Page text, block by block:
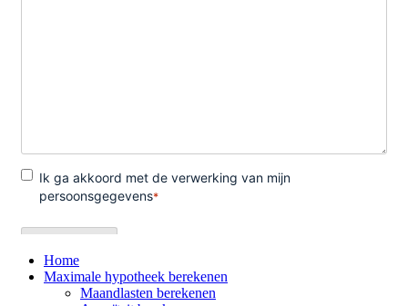
Home
Maximale hypotheek berekenen
Maandlasten berekenen